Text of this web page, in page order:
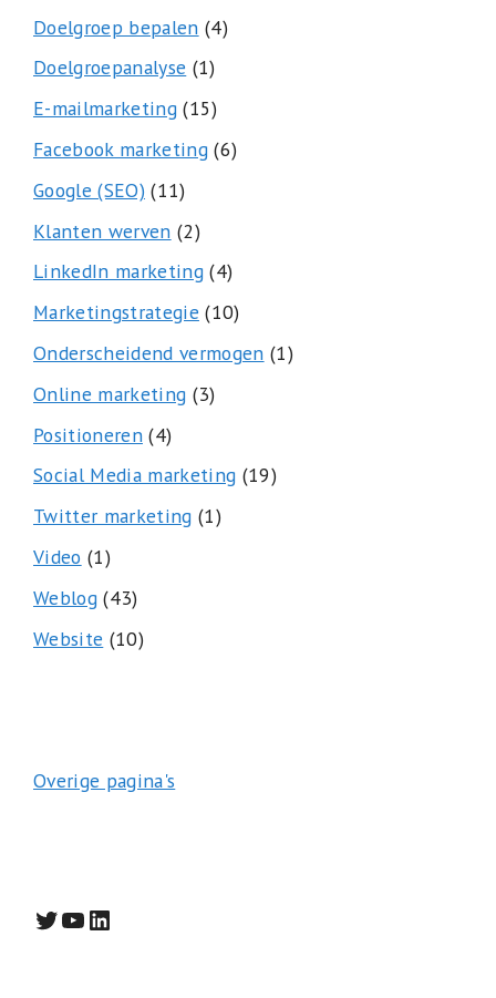
Doelgroep bepalen (4)
Doelgroepanalyse (1)
E-mailmarketing(15)
Facebook marketing(6)
Google (SEO)(11)
Klanten werven (2)
LinkedIn marketing(4)
Marketingstrategie (10)
Onderscheidend vermogen (1)
Online marketing (3)
Positioneren(4)
Social Media marketing (19)
Twitter marketing (1)
Video (1)
Weblog(43)
Website (10)
Overige pagina's
Twitter
YouTube
LinkedIn